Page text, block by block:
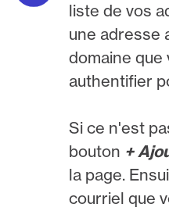
liste de vos
une adresse
domaine que
authentifier
Si ce n'est
bouton +
la page.
courriel que